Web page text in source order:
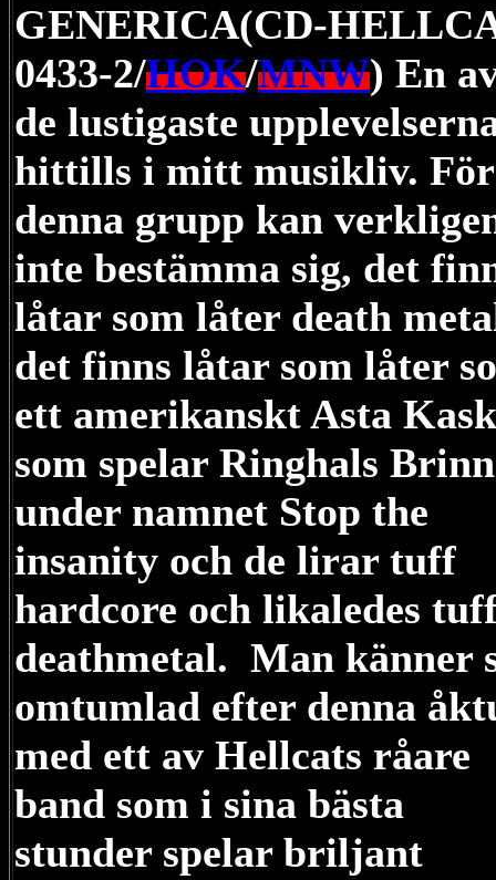
GENERICA(CD-
0433-2/HOK/MNW) En
de lustigaste
hittills i mitt musikliv. För
denna grupp kan
inte bestämma sig, det
låtar som låter death
det finns låtar som låter
ett amerikanskt Asta Kask
som spelar Ringhals
under namnet Stop the
insanity och de lirar tuff
hardcore och likaledes
deathmetal. Man känner
omtumlad efter denna
med ett av Hellcats råare
band som i sina bästa
stunder spelar briljant